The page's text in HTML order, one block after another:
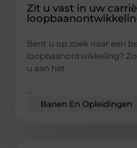
Zit u vast in uw
Bent u op zoek naar een
loopbaanontwikkeling?
u aan het
...
Banen En Opleidingen